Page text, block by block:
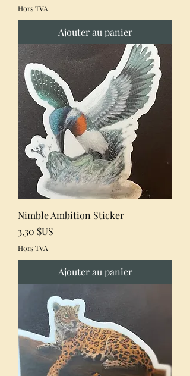
Hors TVA
Ajouter au panier
Nimble Ambition Sticker
Prix
3,30 $US
Hors TVA
Ajouter au panier